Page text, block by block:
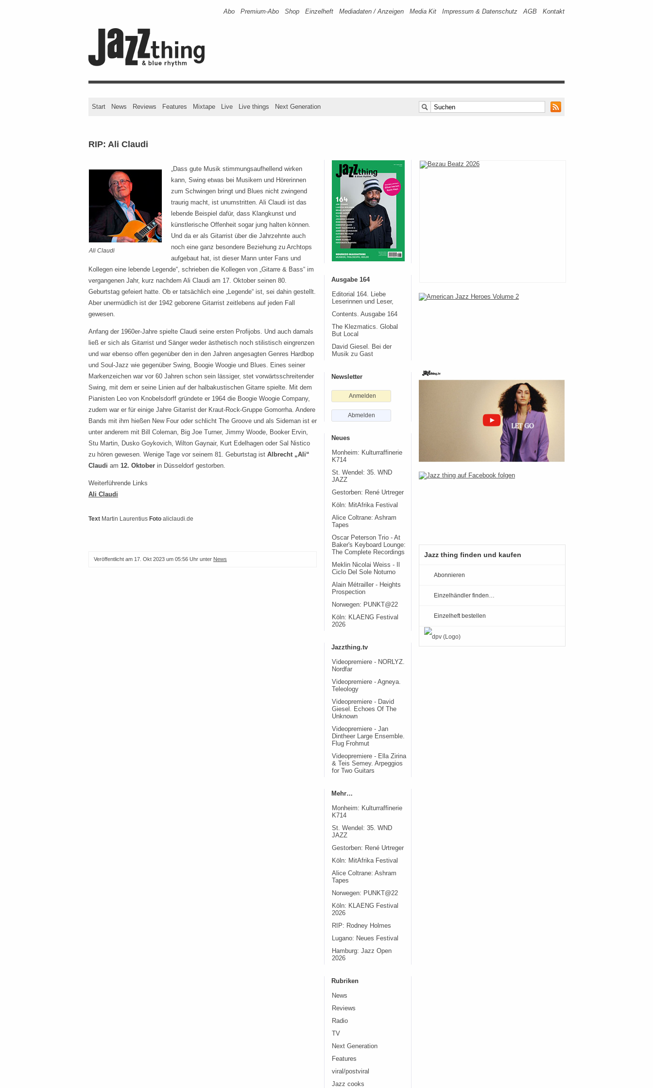
Abo Premium-Abo Shop Einzelheft Mediadaten / Anzeigen Media Kit Impressum & Datenschutz AGB Kontakt
Start News Reviews Features Mixtape Live Live things Next Generation
RIP: Ali Claudi
Ali Claudi
„Dass gute Musik stimmungsaufhellend wirken
kann, Swing etwas bei Musikern und Hörerinnen
zum Schwingen bringt und Blues nicht zwingend
traurig macht, ist unumstritten. Ali Claudi ist das
lebende Beispiel dafür, dass Klangkunst und
künstlerische Offenheit sogar jung halten können.
Und da er als Gitarrist über die Jahrzehnte auch
noch eine ganz besondere Beziehung zu Archtops
aufgebaut hat, ist dieser Mann unter Fans und
Kollegen eine lebende Legende“, schrieben die Kollegen von „Gitarre & Bass“ im
vergangenen Jahr, kurz nachdem Ali Claudi am 17. Oktober seinen 80.
Geburtstag gefeiert hatte. Ob er tatsächlich eine „Legende“ ist, sei dahin gestellt.
Aber unermüdlich ist der 1942 geborene Gitarrist zeitlebens auf jeden Fall
gewesen.
Anfang der 1960er-Jahre spielte Claudi seine ersten Profijobs. Und auch damals
ließ er sich als Gitarrist und Sänger weder ästhetisch noch stilistisch eingrenzen
und war ebenso offen gegenüber den in den Jahren angesagten Genres Hardbop
und Soul-Jazz wie gegenüber Swing, Boogie Woogie und Blues. Eines seiner
Markenzeichen war vor 60 Jahren schon sein lässiger, stet vorwärtsschreitender
Swing, mit dem er seine Linien auf der halbakustischen Gitarre spielte. Mit dem
Pianisten Leo von Knobelsdorff gründete er 1964 die Boogie Woogie Company,
zudem war er für einige Jahre Gitarrist der Kraut-Rock-Gruppe Gomorrha. Andere
Bands mit ihm hießen New Four oder schlicht The Groove und als Sideman ist er
unter anderem mit Bill Coleman, Big Joe Turner, Jimmy Woode, Booker Ervin,
Stu Martin, Dusko Goykovich, Wilton Gaynair, Kurt Edelhagen oder Sal Nistico
zu hören gewesen. Wenige Tage vor seinem 81. Geburtstag ist Albrecht „Ali“
Claudi am 12. Oktober in Düsseldorf gestorben.
Weiterführende Links
Ali Claudi
Text Martin Laurentius Foto aliclaudi.de
Veröffentlicht am 17. Okt 2023 um 05:56 Uhr unter News
Ausgabe 164
Editorial 164. Liebe
Leserinnen und Leser,
Contents. Ausgabe 164
The Klezmatics. Global
But Local
David Giesel. Bei der
Musik zu Gast
Newsletter
Anmelden
Abmelden
Neues
Monheim: Kulturraffinerie
K714
St. Wendel: 35. WND
JAZZ
Gestorben: René Urtreger
Köln: MitAfrika Festival
Alice Coltrane: Ashram
Tapes
Oscar Peterson Trio - At
Baker's Keyboard Lounge:
The Complete Recordings
Meklin Nicolai Weiss - Il
Ciclo Del Sole Noturno
Alain Métrailler - Heights
Prospection
Norwegen: PUNKT@22
Köln: KLAENG Festival
2026
Jazzthing.tv
Videopremiere - NORLYZ.
Nordfar
Videopremiere - Agneya.
Teleology
Videopremiere - David
Giesel. Echoes Of The
Unknown
Videopremiere - Jan
Dintheer Large Ensemble.
Flug Frohmut
Videopremiere - Ella Zirina
& Teis Semey. Arpeggios
for Two Guitars
Mehr…
Monheim: Kulturraffinerie
K714
St. Wendel: 35. WND
JAZZ
Gestorben: René Urtreger
Köln: MitAfrika Festival
Alice Coltrane: Ashram
Tapes
Norwegen: PUNKT@22
Köln: KLAENG Festival
2026
RIP: Rodney Holmes
Lugano: Neues Festival
Hamburg: Jazz Open
2026
Rubriken
News
Reviews
Radio
TV
Next Generation
Features
viral/postviral
Jazz cooks
Jazz thing finden und kaufen
Abonnieren
Einzelhändler finden…
Einzelheft bestellen